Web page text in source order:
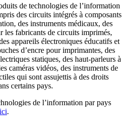
de technologies de l’information
des circuits intégrés à composants
des instruments médicaux, des
les fabricants de circuits imprimés,
appareils électroniques éducatifs et
d’encre pour imprimantes, des
statiques, des haut-parleurs à
caméras vidéos, des instruments de
qui sont assujettis à des droits
certains pays.
de l’information par pays
ici.